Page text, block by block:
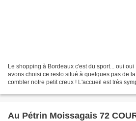
Le shopping à Bordeaux c'est du sport... oui
avons choisi ce resto situé à quelques pas de
combler notre petit creux ! L'accueil est très
Au Pétrin Moissagais 72